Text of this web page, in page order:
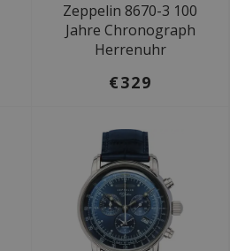
Zeppelin 8670-3 100
Jahre Chronograph
Herrenuhr
€329